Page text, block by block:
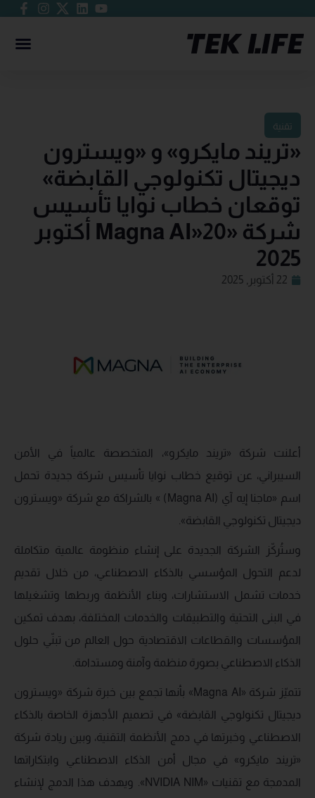
تقنية
«تريند مايكرو» و «ويسترون
ديجيتال تكنولوجي القابضة»
توقعان خطاب نوايا تأسيس
شركة «Magna AI»20 أكتوبر
2025
22 أكتوبر, 2025
أعلنت شركة «تريند مايكرو»، المتخصصة عالمياً في الأمن
السيبراني، عن توقيع خطاب نوايا تأسيس شركة جديدة تحمل
اسم «ماجنا إيه آي (Magna AI) » بالشراكة مع شركة «ويسترون
ديجيتال تكنولوجي القابضة».
وستُركّز الشركة الجديدة على إنشاء منظومة عالمية متكاملة
لدعم التحول المؤسسي بالذكاء الاصطناعي، من خلال تقديم
خدمات تشمل الاستشارات، وبناء الأنظمة وربطها وتشغيلها
في البنى التحتية والتطبيقات والخدمات المختلفة، بهدف تمكين
المؤسسات والقطاعات الاقتصادية حول العالم من تبنّي حلول
الذكاء الاصطناعي بصورة منظمة وآمنة ومستدامة.
تتميّز شركة «Magna AI» بأنها تجمع بين خبرة شركة «ويسترون
ديجيتال تكنولوجي القابضة» في تصميم الأجهزة الخاصة بالذكاء
الاصطناعي وخبرتها في دمج الأنظمة التقنية، وبين ريادة شركة
«تريند مايكرو» في مجال أمن الذكاء الاصطناعي وابتكاراتها
المدمجة مع تقنيات «NVIDIA NIM». ويهدف هذا الدمج لإنشاء